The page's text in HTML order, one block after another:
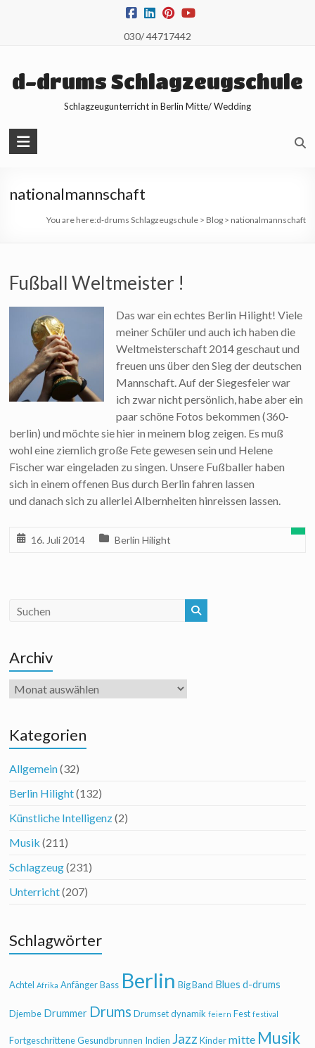
030/ 44717442
d-drums Schlagzeugschule
Schlagzeugunterricht in Berlin Mitte/ Wedding
nationalmannschaft
You are here:d-drums Schlagzeugschule> Blog> nationalmannschaft
Fußball Weltmeister !
Das war ein echtes Berlin Hilight! Viele
meiner Schüler und auch ich haben die
Weltmeisterschaft 2014 geschaut und
freuen uns über den Sieg der deutschen
Mannschaft. Auf der Siegesfeier war
ich zwar nicht persönlich, habe aber ein
paar schöne Fotos bekommen (360-
berlin) und möchte sie hier in meinem blog zeigen. Es muß
wohl eine ziemlich große Fete gewesen sein und Helene
Fischer war eingeladen zu singen. Unsere Fußballer haben
sich in einem offenen Bus durch Berlin fahren lassen
und danach sich zu allerlei Albernheiten hinreissen lassen.
16. Juli 2014 Berlin Hilight
Archiv
Archiv
Kategorien
Allgemein(32)
Berlin Hilight(132)
Künstliche Intelligenz(2)
Musik (211)
Schlagzeug(231)
Unterricht(207)
Schlagwörter
Achtel Afrika Anfänger Bass Berlin Big Band Blues d-drums
Djembe Drummer Drums Drumset dynamik feiern Fest festival
Fortgeschrittene Gesundbrunnen Indien Jazz Kinder mitte Musik